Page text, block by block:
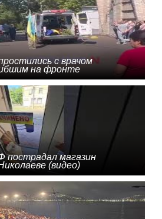
с врачом
на фронте
пострадал магазин
(видео)